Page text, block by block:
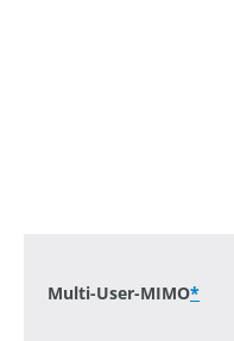
Multi-User-MIMO*